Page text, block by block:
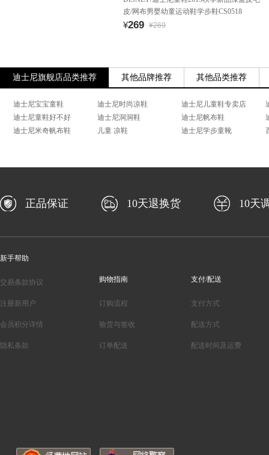
皮/网布男婴幼童运动鞋学步鞋CS0518
¥269 ¥269
迪士尼旗舰店品类推荐 其他品牌推荐 其他品类推荐
迪士尼宝宝童鞋 迪士尼时尚凉鞋 迪士尼儿童鞋专卖店
迪士尼童鞋好不好
迪士尼洞洞鞋 迪士尼帆布鞋
迪士尼米奇帆布鞋
儿童 凉鞋 迪士尼学步童靴
正品保证 10天退换货 10天
新手帮助
交易条款协议
注册新用户
会员积分详情
隐私条款
购物指南
订购流程
验货与签收
订单配送
支付/配送
支付方式
配送方式
配送时间及运费